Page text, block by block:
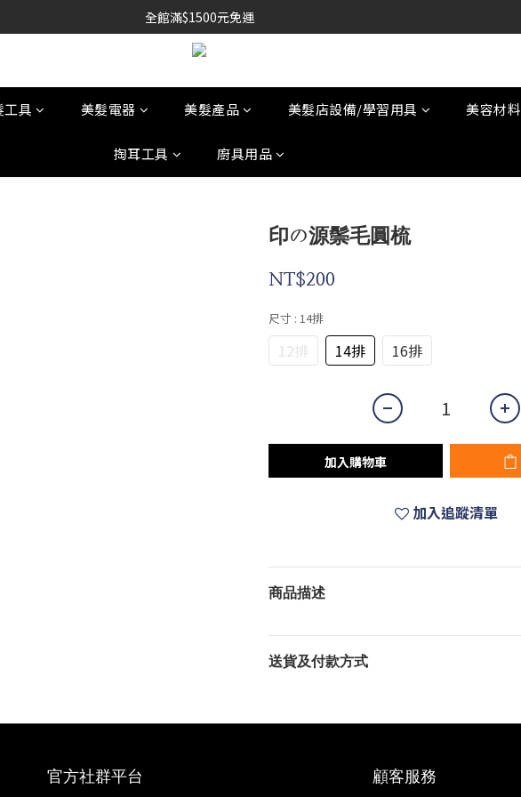
全館滿$1500元免運
工具 美髮電器 美髮產品 美髮店設備/學習用具 美容材料
掏耳工具 廚具用品
印の源鬃毛圓梳
NT$200
尺寸 : 14排
12排 14排 16排
加入購物車
加入追蹤清單
商品描述
送貨及付款方式
官方社群平台 顧客服務